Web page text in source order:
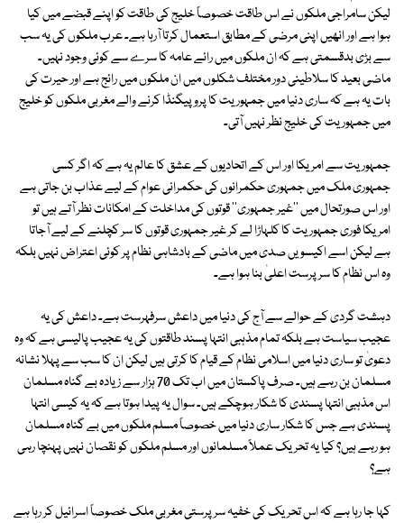
لیکن سامراجی ملکوں نے اس طاقت خصوصاً خلیج کی طاقت کو اپنے قبضے میں کیا
ہوا ہے اور انھیں اپنی مرضی کے مطابق استعمال کرتا آرہا ہے۔ عرب ملکوں کی یہ سب
سے بڑی بدقسمتی ہے کہ ان ملکوں میں رائے عامہ کا سرے سے کوئی وجود نہیں۔
ماضی بعید کا سلاطینی دور مختلف شکلوں میں ان ملکوں میں رائج ہے اور حیرت کی
بات یہ ہے کہ ساری دنیا میں جمہوریت کا پروپیگنڈا کرنے والے مغربی ملکوں کو خلیج
میں جمہوریت کی خلیج نظر نہیں آتی۔
جمہوریت سے امریکا اور اس کے اتحادیوں کے عشق کا عالم یہ ہے کہ اگر کسی
جمہوری ملک میں جمہوری حکمرانوں کی حکمرانی عوام کے لیے عذاب بن جاتی ہے
اور اس صورتحال میں ''غیر جمہوری'' قوتوں کی مداخلت کے امکانات نظر آتے ہیں تو
امریکا فوری جمہوریت کا کلہاڑا لے کر غیر جمہوری قوتوں کا سر کچلنے کے لیے آجاتا
ہے لیکن اسے اکیسویں صدی میں ماضی کے بادشاہی نظام پر کوئی اعتراض نہیں بلکہ
وہ اس نظام کا سرپرست اعلیٰ بنا ہوا ہے۔
دہشت گردی کے حوالے سے آج کی دنیا میں داعش سرفہرست ہے۔ داعش کی یہ
عجیب سیاست ہے بلکہ تمام مذہبی انتہا پسند طاقتوں کی یہ عجیب پالیسی ہے کہ وہ
دعویٰ تو ساری دنیا میں اسلامی نظام کے قیام کا کرتی ہیں لیکن ان کا سب سے پہلا نشانہ
مسلمان بن رہے ہیں۔ صرف پاکستان میں اب تک 70 ہزار سے زیادہ بے گناہ مسلمان
اس مذہبی انتہا پسندی کا شکار ہوچکے ہیں۔ سوال یہ پیدا ہوتا ہے کہ یہ کیسی انتہا
پسندی ہے جس کا شکار ساری دنیا میں خصوصاً مسلم ملکوں میں بے گناہ مسلمان
ہو رہے ہیں؟ کیا یہ تحریک عملاً مسلمانوں اور مسلم ملکوں کو نقصان نہیں پہنچا رہی
ہے؟
کہا جا رہا ہے کہ اس تحریک کی خفیہ سرپرستی مغربی ملک خصوصاً اسرائیل کر رہا ہے